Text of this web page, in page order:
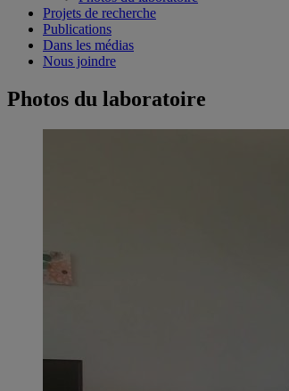
Projets de recherche
Publications
Dans les médias
Nous joindre
Photos du laboratoire